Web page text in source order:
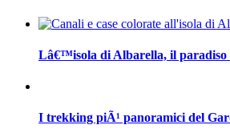
Lâ€™isola di Albarella, il paradiso
I trekking piÃ¹ panoramici del